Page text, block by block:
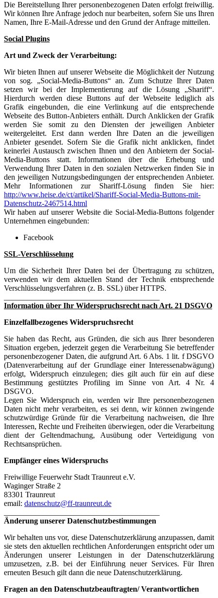
Die Bereitstellung Ihrer personenbezogenen Daten erfolgt freiwillig.
Wir können Ihre Anfrage jedoch nur bearbeiten, sofern Sie uns Ihren
Namen, Ihre E-Mail-Adresse und den Grund der Anfrage mitteilen.
Social Plugins
Art und Zweck der Verarbeitung:
Wir bieten Ihnen auf unserer Webseite die Möglichkeit der Nutzung
von sog. „Social-Media-Buttons“ an. Zum Schutze Ihrer Daten
setzen wir bei der Implementierung auf die Lösung „Shariff“.
Hierdurch werden diese Buttons auf der Webseite lediglich als
Grafik eingebunden, die eine Verlinkung auf die entsprechende
Webseite des Button-Anbieters enthält. Durch Anklicken der Grafik
werden Sie somit zu den Diensten der jeweiligen Anbieter
weitergeleitet. Erst dann werden Ihre Daten an die jeweiligen
Anbieter gesendet. Sofern Sie die Grafik nicht anklicken, findet
keinerlei Austausch zwischen Ihnen und den Anbietern der Social-
Media-Buttons statt. Informationen über die Erhebung und
Verwendung Ihrer Daten in den sozialen Netzwerken finden Sie in
den jeweiligen Nutzungsbedingungen der entsprechenden Anbieter.
Mehr Informationen zur Shariff-Lösung finden Sie hier:
http://www.heise.de/ct/artikel/Shariff-Social-Media-Buttons-mit-
Datenschutz-2467514.html
Wir haben auf unserer Website die Social-Media-Buttons folgender
Unternehmen eingebunden:
Facebook
SSL-Verschlüsselung
Um die Sicherheit Ihrer Daten bei der Übertragung zu schützen,
verwenden wir dem aktuellen Stand der Technik entsprechende
Verschlüsselungsverfahren (z. B. SSL) über HTTPS.
Information über Ihr Widerspruchsrecht nach Art. 21 DSGVO
Einzelfallbezogenes Widerspruchsrecht
Sie haben das Recht, aus Gründen, die sich aus Ihrer besonderen
Situation ergeben, jederzeit gegen die Verarbeitung Sie betreffender
personenbezogener Daten, die aufgrund Art. 6 Abs. 1 lit. f DSGVO
(Datenverarbeitung auf der Grundlage einer Interessenabwägung)
erfolgt, Widerspruch einzulegen; dies gilt auch für ein auf diese
Bestimmung gestütztes Profiling im Sinne von Art. 4 Nr. 4
DSGVO.
Legen Sie Widerspruch ein, werden wir Ihre personenbezogenen
Daten nicht mehr verarbeiten, es sei denn, wir können zwingende
schutzwürdige Gründe für die Verarbeitung nachweisen, die Ihre
Interessen, Rechte und Freiheiten überwiegen, oder die Verarbeitung
dient der Geltendmachung, Ausübung oder Verteidigung von
Rechtsansprüchen.
Empfänger eines Widerspruchs
Freiwillige Feuerwehr Stadt Traunreut e.V.
Waginger Straße 2
83301 Traunreut
email: datenschutz@ff-traunreut.de
Änderung unserer Datenschutzbestimmungen
Wir behalten uns vor, diese Datenschutzerklärung anzupassen, damit
sie stets den aktuellen rechtlichen Anforderungen entspricht oder um
Änderungen unserer Leistungen in der Datenschutzerklärung
umzusetzen, z.B. bei der Einführung neuer Services. Für Ihren
erneuten Besuch gilt dann die neue Datenschutzerklärung.
Fragen an den Datenschutzbeauftragten/ Verantwortlichen